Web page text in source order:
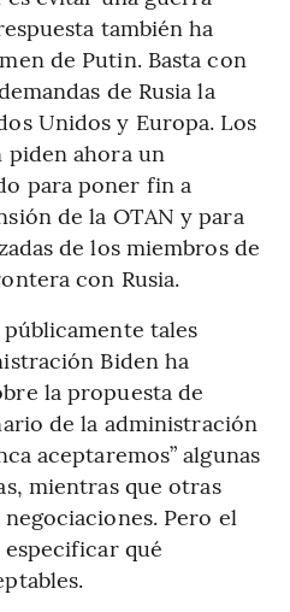
también ha
de Putin. Basta con
de Rusia la
Unidos y Europa. Los
ahora un
para poner fin a
de la OTAN y para
de los miembros de
con Rusia.
tales
Biden ha
la propuesta de
de la administración
aceptaremos” algunas
mientras que otras
Pero el
qué